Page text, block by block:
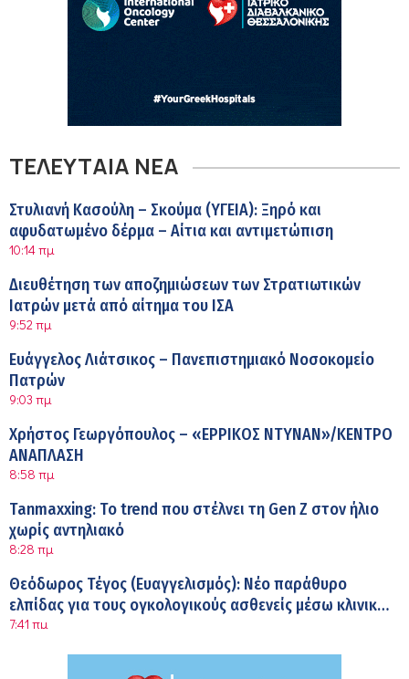
ΤΕΛΕΥΤΑΙΑ ΝΕΑ
Στυλιανή Κασούλη – Σκούμα (ΥΓΕΙΑ): Ξηρό και
αφυδατωμένο δέρμα – Αίτια και αντιμετώπιση
10:14 πμ
Διευθέτηση των αποζημιώσεων των Στρατιωτικών
Ιατρών μετά από αίτημα του ΙΣΑ
9:52 πμ
Ευάγγελος Λιάτσικος – Πανεπιστημιακό Νοσοκομείο
Πατρών
9:03 πμ
Χρήστος Γεωργόπουλος – «ΕΡΡΙΚΟΣ ΝΤΥΝΑΝ»/ΚΕΝΤΡΟ
ΑΝΑΠΛΑΣΗ
8:58 πμ
Tanmaxxing: To trend που στέλνει τη Gen Z στον ήλιο
χωρίς αντηλιακό
8:28 πμ
Θεόδωρος Τέγος (Ευαγγελισμός): Νέο παράθυρο
ελπίδας για τους ογκολογικούς ασθενείς μέσω κλινικών
δοκιμών
7:41 πμ
Ασφάλεια στο νερό: 8 χρήσιμες οδηγίες από τον